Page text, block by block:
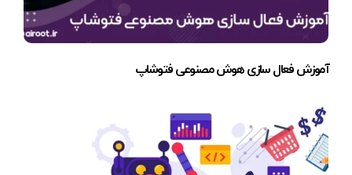
آموزش فعال سازی هوش مصنوعی فتوشاپ